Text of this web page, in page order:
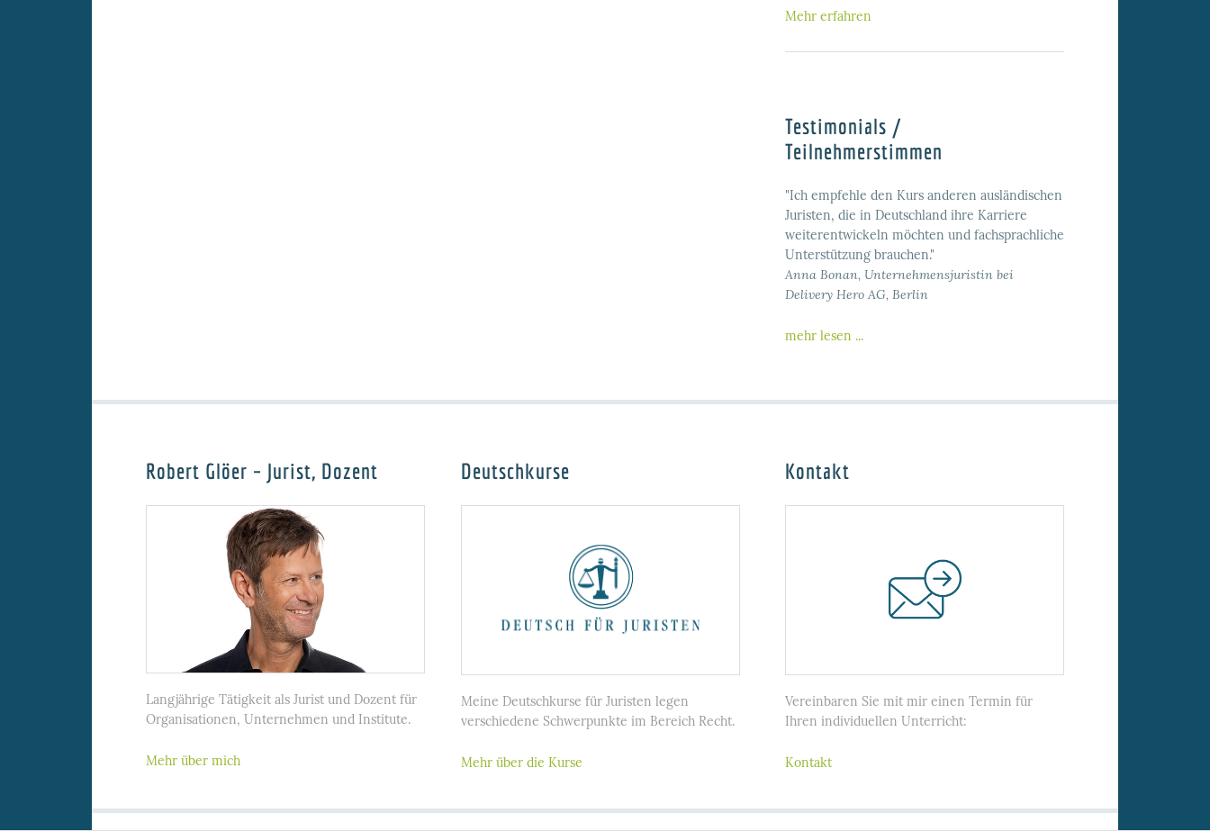
Mehr erfahren
Testimonials /
Teilnehmerstimmen
"Ich empfehle den Kurs anderen ausländischen
Juristen, die in Deutschland ihre Karriere
weiterentwickeln möchten und fachsprachliche
Unterstützung brauchen."
Anna Bonan, Unternehmensjuristin bei
Delivery Hero AG, Berlin
mehr lesen ...
Robert Glöer – Jurist, Dozent
Langjährige Tätigkeit als Jurist und Dozent für
Organisationen, Unternehmen und Institute.
Mehr über mich
Deutschkurse
Meine Deutschkurse für Juristen legen
verschiedene Schwerpunkte im Bereich Recht.
Mehr über die Kurse
Kontakt
Vereinbaren Sie mit mir einen Termin für
Ihren individuellen Unterricht:
Kontakt